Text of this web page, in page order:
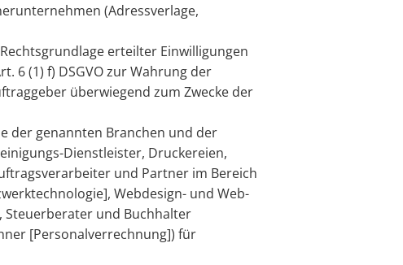
(Adressverlage,
erteilter Einwilligungen
6 (1) f) DSGVO zur Wahrung der
überwiegend zum Zwecke der
der genannten Branchen und der
Dienstleister, Druckereien,
und Partner im Bereich
Webdesign- und Web-
Steuerberater und Buchhalter
[Personalverrechnung]) für